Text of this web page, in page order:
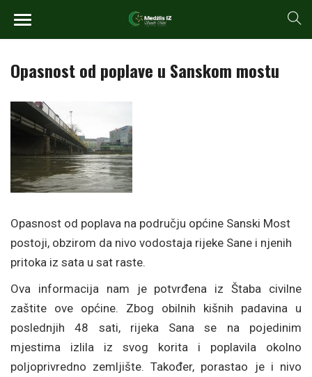
Opasnost od poplave u Sanskom mostu
Opasnost od poplava na području općine Sanski Most
postoji, obzirom da nivo vodostaja rijeke Sane i njenih
pritoka iz sata u sat raste.
Ova informacija nam je potvrđena iz Štaba civilne
zaštite ove općine. Zbog obilnih kišnih padavina u
poslednjih 48 sati, rijeka Sana se na pojedinim
mjestima izlila iz svog korita i poplavila okolno
poljoprivredno zemljište. Također, porastao je i nivo